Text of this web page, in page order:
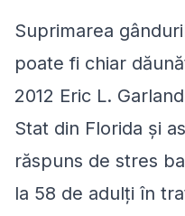
Suprimarea
poate fi chiar
2012 Eric L.
Stat din Florida și
răspuns de stres
la 58 de adulți în